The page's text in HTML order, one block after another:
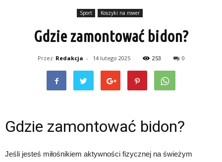
Sport Koszyki na rower
Gdzie zamontować bidon?
Przez Redakcja - 14 lutego 2025 253 0
Gdzie zamontować bidon?
Jeśli jesteś miłośnikiem aktywności fizycznej na świeżym